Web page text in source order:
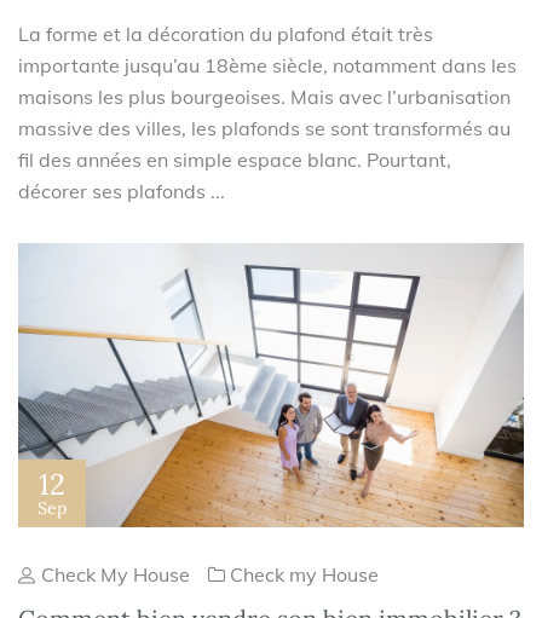
La forme et la décoration du plafond était très
importante jusqu’au 18ème siècle, notamment dans les
maisons les plus bourgeoises. Mais avec l’urbanisation
massive des villes, les plafonds se sont transformés au
fil des années en simple espace blanc. Pourtant,
décorer ses plafonds ...
12
Sep
Check My House Check my House